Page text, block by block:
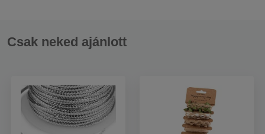
Csak neked ajánlott